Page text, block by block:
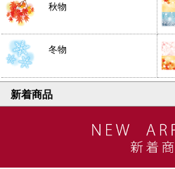
秋物
冬物
新着商品